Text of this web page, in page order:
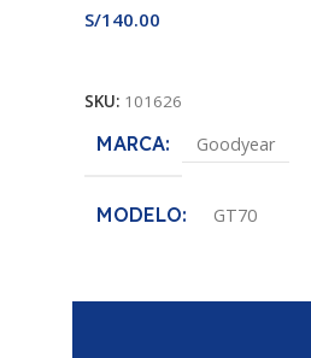
S/140.00
SKU: 101626
MARCA Goodyear
MODELO GT70